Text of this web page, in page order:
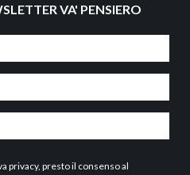
VA' PENSIERO
privacy, presto il consenso al